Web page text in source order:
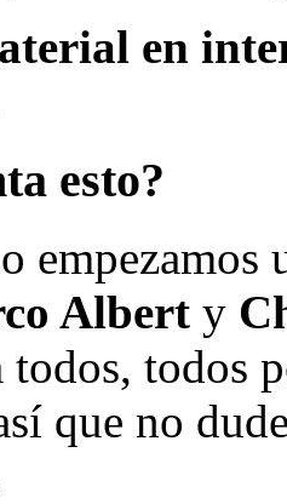
en
esto?
empezamos
Albert y
todos, todos
que no